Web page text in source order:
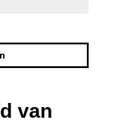
van